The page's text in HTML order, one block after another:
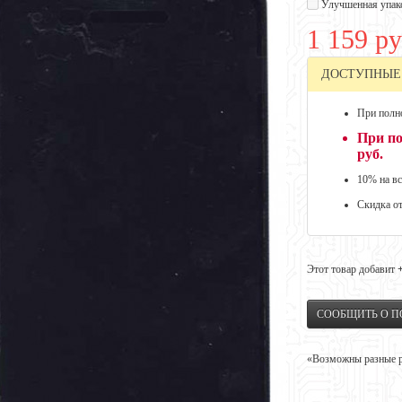
Улучшенная
1 159
При
При
руб.
10% на
Скидка
Этот товар добавит
СООБЩИТЬ О
«Возможны разные